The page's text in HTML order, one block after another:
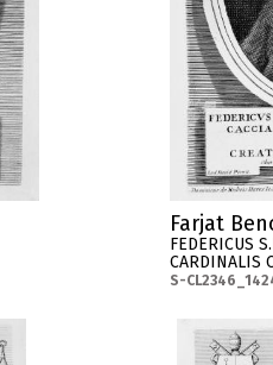
Farjat
FEDERICUS
CARDINALIS
S-